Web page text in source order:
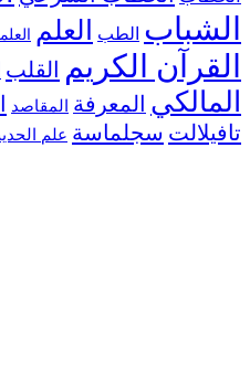
الطب العلم العلماء
الكريم القلب
المعرفة المقاصد
سجلماسة علم الحديث